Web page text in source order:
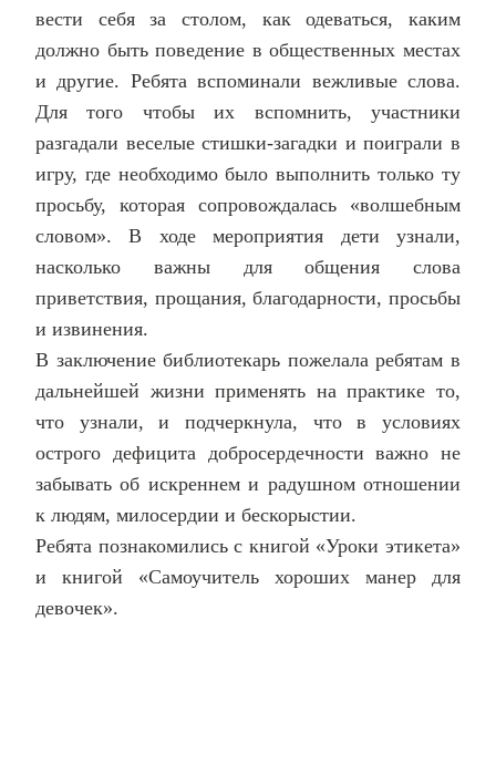
вести себя за столом, как одеваться, каким
должно быть поведение в общественных местах
и другие. Ребята вспоминали вежливые слова.
Для того чтобы их вспомнить, участники
разгадали веселые стишки-загадки и поиграли в
игру, где необходимо было выполнить только ту
просьбу, которая сопровождалась «волшебным
словом». В ходе мероприятия дети узнали,
насколько важны для общения слова
приветствия, прощания, благодарности, просьбы
и извинения.
В заключение библиотекарь пожелала ребятам в
дальнейшей жизни применять на практике то,
что узнали, и подчеркнула, что в условиях
острого дефицита добросердечности важно не
забывать об искреннем и радушном отношении
к людям, милосердии и бескорыстии.
Ребята познакомились с книгой «Уроки этикета»
и книгой «Самоучитель хороших манер для
девочек».